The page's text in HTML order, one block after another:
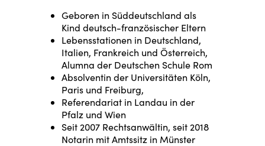
Geboren in Süddeutschland als
Kind deutsch-französischer Eltern
Lebensstationen in Deutschland,
Italien, Frankreich und Österreich,
Alumna der Deutschen Schule Rom
Absolventin der Universitäten Köln,
Paris und Freiburg,
Referendariat in Landau in der
Pfalz und Wien
Seit 2007 Rechtsanwältin, seit 2018
Notarin mit Amtssitz in Münster